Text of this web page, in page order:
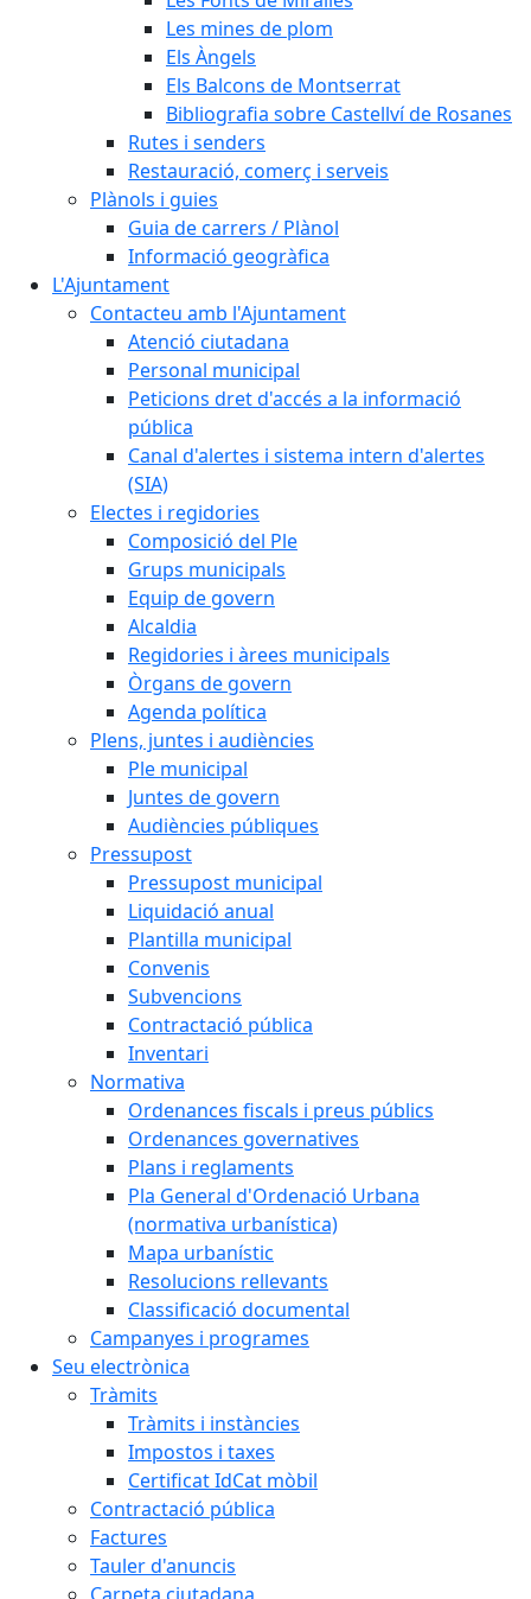
Les mines de plom
Els Àngels
Els Balcons de Montserrat
Bibliografia sobre Castellví de Rosanes
Rutes i senders
Restauració, comerç i serveis
Plànols i guies
Guia de carrers / Plànol
Informació geogràfica
L'Ajuntament
Contacteu amb l'Ajuntament
Atenció ciutadana
Personal municipal
Peticions dret d'accés a la informació
pública
Canal d'alertes i sistema intern d'alertes
(SIA)
Electes i regidories
Composició del Ple
Grups municipals
Equip de govern
Alcaldia
Regidories i àrees municipals
Òrgans de govern
Agenda política
Plens, juntes i audiències
Ple municipal
Juntes de govern
Audiències públiques
Pressupost
Pressupost municipal
Liquidació anual
Plantilla municipal
Convenis
Subvencions
Contractació pública
Inventari
Normativa
Ordenances fiscals i preus públics
Ordenances governatives
Plans i reglaments
Pla General d'Ordenació Urbana
(normativa urbanística)
Mapa urbanístic
Resolucions rellevants
Classificació documental
Campanyes i programes
Seu electrònica
Tràmits
Tràmits i instàncies
Impostos i taxes
Certificat IdCat mòbil
Contractació pública
Factures
Tauler d'anuncis